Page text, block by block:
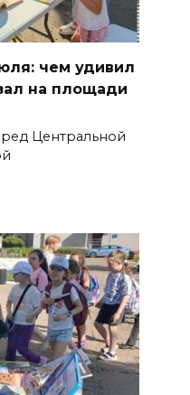
чем удивил
на площади
Центральной